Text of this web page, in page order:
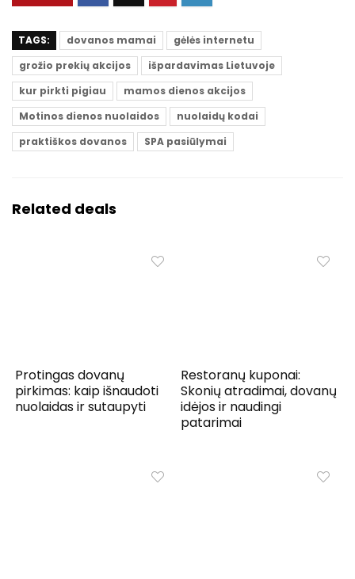
TAGS: dovanos mamai
gėlės internetu
grožio prekių akcijos
išpardavimas Lietuvoje
kur pirkti pigiau
mamos dienos akcijos
Motinos dienos nuolaidos
nuolaidų kodai
praktiškos dovanos
SPA pasiūlymai
Related deals
Protingas dovanų
pirkimas: kaip išnaudoti
nuolaidas ir sutaupyti
Restoranų kuponai:
Skonių atradimai, dovanų
idėjos ir naudingi
patarimai